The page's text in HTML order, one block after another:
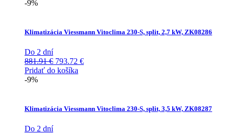
-9%
Klimatizácia Viessmann Vitoclima 230-S, split, 2,7 kW, ZK08286
Do 2 dní
881.91€ Pôvodná
cena
793.72 €Aktuálna
Pridať do košíka
-9%
Klimatizácia Viessmann Vitoclima 230-S, split, 3,5 kW, ZK08287
Do 2 dní